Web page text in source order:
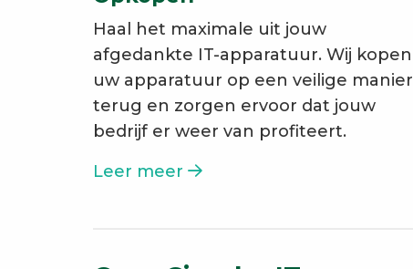
Haal het maximale uit jouw
afgedankte IT-apparatuur. Wij kopen
uw apparatuur op een veilige manier
terug en zorgen ervoor dat jouw
bedrijf er weer van profiteert.
Leer meer